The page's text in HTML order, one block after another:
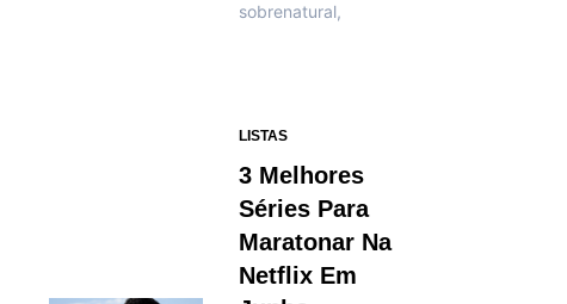
sobrenatural,
LISTAS
3 Melhores
Séries Para
Maratonar Na
Netflix Em